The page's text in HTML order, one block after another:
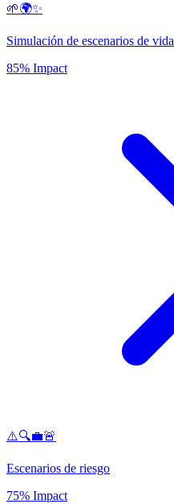
🌱🌍✨
Simulación de escenarios de vida
85% Impact
⚠️🔍💼🚨
Escenarios de riesgo
75% Impact